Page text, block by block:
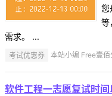
您
等
需求。 ...
考试优惠券 本站小编 Free壹
软件工程一志愿复试时